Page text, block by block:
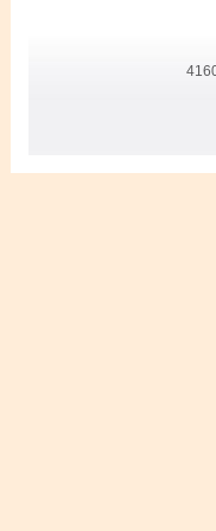
Possibilité de
Retrouver les
Retrouver les